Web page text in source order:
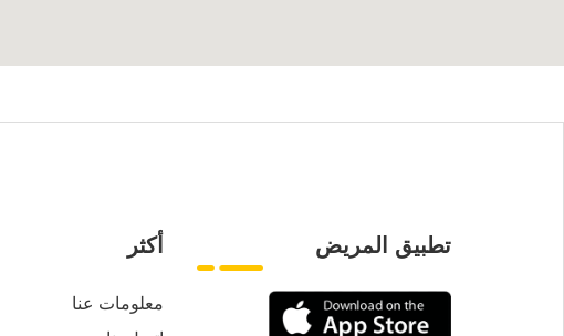
أكثر
معلومات عنا
تطبيق المريض